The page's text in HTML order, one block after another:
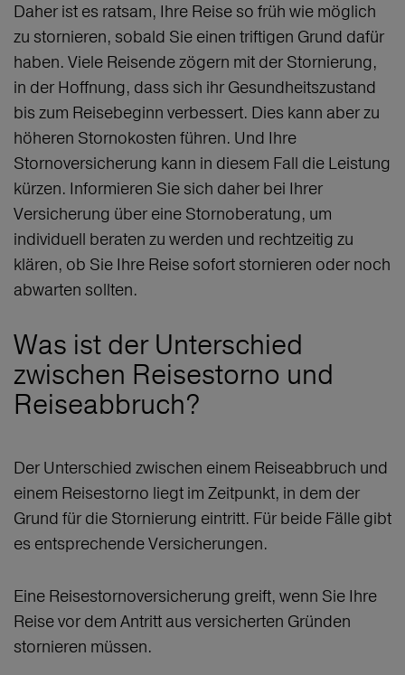
Daher ist es ratsam, Ihre Reise so früh wie möglich
zu stornieren, sobald Sie einen triftigen Grund dafür
haben. Viele Reisende zögern mit der Stornierung,
in der Hoffnung, dass sich ihr Gesundheitszustand
bis zum Reisebeginn verbessert. Dies kann aber zu
höheren Stornokosten führen. Und Ihre
Stornoversicherung kann in diesem Fall die Leistung
kürzen. Informieren Sie sich daher bei Ihrer
Versicherung über eine Stornoberatung, um
individuell beraten zu werden und rechtzeitig zu
klären, ob Sie Ihre Reise sofort stornieren oder noch
abwarten sollten.
Was ist der Unterschied
zwischen Reisestorno und
Reiseabbruch?
Der Unterschied zwischen einem Reiseabbruch und
einem Reisestorno liegt im Zeitpunkt, in dem der
Grund für die Stornierung eintritt. Für beide Fälle gibt
es entsprechende Versicherungen.
Eine Reisestornoversicherung greift, wenn Sie Ihre
Reise vor dem Antritt aus versicherten Gründen
stornieren müssen.